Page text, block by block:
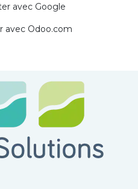
avec Google
avec Odoo.com